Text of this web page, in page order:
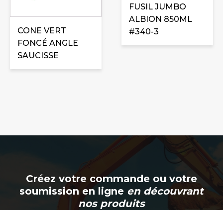
CONE VERT
FONCÉ ANGLE
SAUCISSE
FUSIL JUMBO
ALBION 850ML
#340-3
Créez votre commande ou votre
soumission en ligne en découvrant
nos produits